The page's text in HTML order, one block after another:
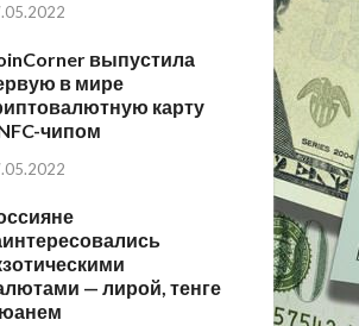
выпустила
в мире
карту
чипом
— лирой, тенге